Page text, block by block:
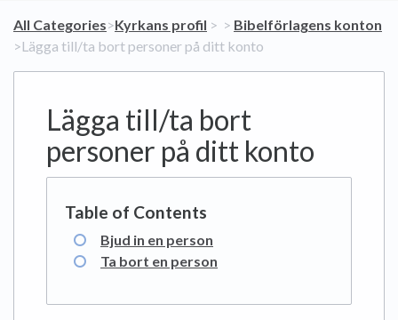
All Categories​>​​Kyrkans profil ​ > ​ ​ > ​ ​Bibelförlagens konton
>​ Lägga till/ta bort personer på ditt konto
Lägga till/ta bort
personer på ditt konto
Bjud in en person
Ta bort en person